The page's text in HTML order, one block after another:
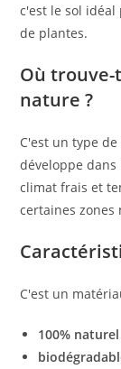
c'est le sol idéal
de plantes.
Où trouve-
nature ?
C'est un type
développe dans
climat frais et
certaines zones
C'est un
100% naturel